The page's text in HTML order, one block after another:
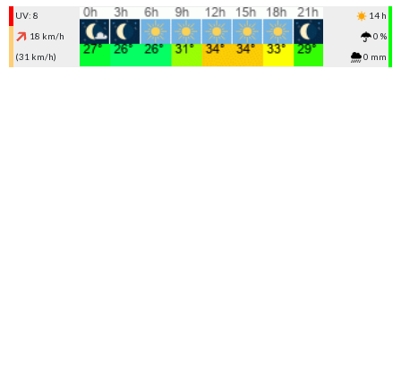
UV: 8
14 h
18 km/h
0 %
(31 km/h)
0 mm